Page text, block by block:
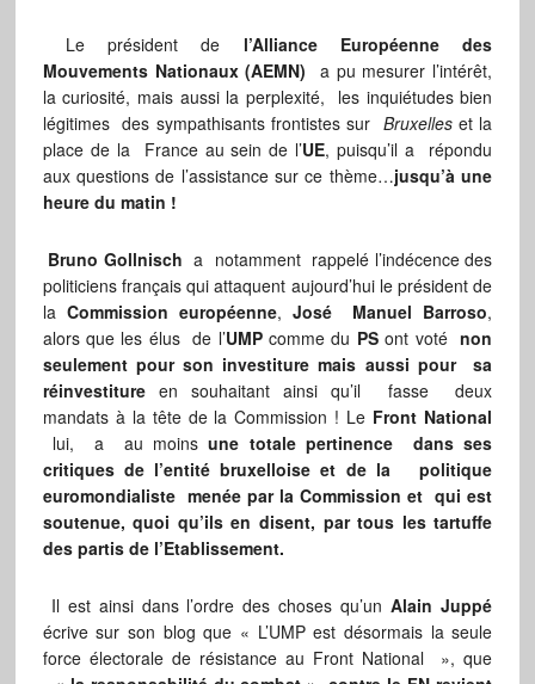
Le président de l’Alliance Européenne des
Mouvements Nationaux (AEMN) a pu mesurer l’intérêt,
la curiosité, mais aussi la perplexité, les inquiétudes bien
légitimes des sympathisants frontistes sur Bruxelles et la
place de la France au sein de l’UE, puisqu’il a répondu
aux questions de l’assistance sur ce thème…jusqu’à une
heure du matin !
Bruno Gollnischa notamment rappelé l’indécence des
politiciens français qui attaquent aujourd’hui le président de
la Commission européenne, José Manuel Barroso,
alors que les élus de l’UMPcomme du PSont voténon
seulement pour son investiture mais aussi pour sa
réinvestiture en souhaitant ainsi qu’il fasse deux
mandats à la tête de la Commission ! Le Front National
lui, a au moinsune totale pertinence dans ses
critiques de l’entité bruxelloise et de la politique
euromondialiste menée par la Commission et qui est
soutenue, quoi qu’ils en disent, par tous les tartuffe
des partis de l’Etablissement.
Il est ainsi dans l’ordre des choses qu’unAlain Juppé
écrive sur son blog que « L’UMP est désormais la seule
force électorale de résistance au Front National », que